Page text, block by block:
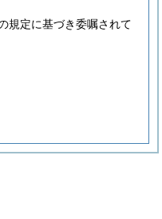
規定に基づき委嘱されて